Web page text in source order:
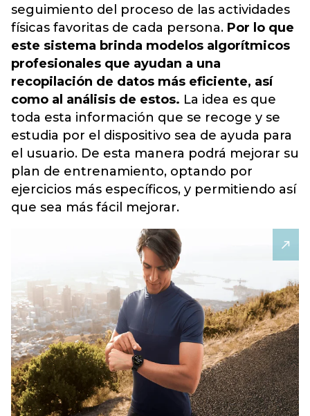
seguimiento del proceso de las actividades
físicas favoritas de cada persona. Por lo que
este sistema brinda modelos algorítmicos
profesionales que ayudan a una
recopilación de datos más eficiente, así
como al análisis de estos. La idea es que
toda esta información que se recoge y se
estudia por el dispositivo sea de ayuda para
el usuario. De esta manera podrá mejorar su
plan de entrenamiento, optando por
ejercicios más específicos, y permitiendo así
que sea más fácil mejorar.